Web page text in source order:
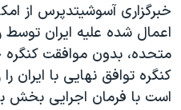
گالری عکس
آرشیو پخش زنده
اعتراضات زن، زندگی، آزادی
مجموعه مستندهای دادخواهی
تریبونال مردمی آبان ۹۸
دادگاه حمید نوری
خبرگزاری آسوشیتدپرس از
اعمال شده علیه ایران
متحده، بدون موافقت
کنگره توافق نهایی با ایران
است با فرمان اجرایی بخش